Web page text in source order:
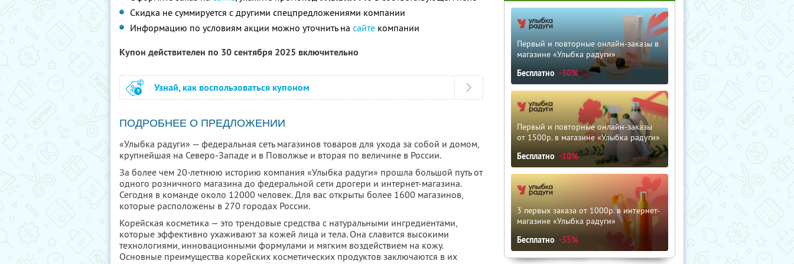
Скидка не суммируется с другими спецпредложениями компании
Информацию по условиям акции можно уточнить на сайте компании
Купон действителен по 30 сентября 2025 включительно
Узнай, как воспользоваться купоном
ПОДРОБНЕЕ О ПРЕДЛОЖЕНИИ
«Улыбка радуги» — федеральная сеть магазинов товаров для ухода за собой и домом,
крупнейшая на Северо-Западе и в Поволжье и вторая по величине в России.
За более чем 20-летнюю историю компания «Улыбка радуги» прошла большой путь от
одного розничного магазина до федеральной сети дрогери и интернет-магазина.
Сегодня в команде около 12000 человек. Для вас открыты более 1600 магазинов,
которые расположены в 270 городах России.
Корейская косметика — это трендовые средства с натуральными ингредиентами,
которые эффективно ухаживают за кожей лица и тела. Она славится высокими
технологиями, инновационными формулами и мягким воздействием на кожу.
Основные преимущества корейских косметических продуктов заключаются в их
Первый и повторные онлайн-заказы в
магазине «Улыбка радуги»
Бесплатно -30%
Первый и повторные онлайн-заказы
от 1500р. в магазине «Улыбка радуги»
Бесплатно -10%
3 первых заказа от 1000р. в интернет-
магазине «Улыбка радуги»
Бесплатно -35%